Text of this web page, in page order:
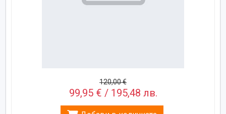
120,00 €
99,95 € / 195,48 лв.